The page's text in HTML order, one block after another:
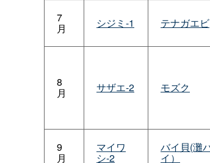
7
月 シジミ-1 テナガエビ
8
月 サザエ-2 モズク
9
月
マイワ
シ-2
バイ貝(灘
イ）